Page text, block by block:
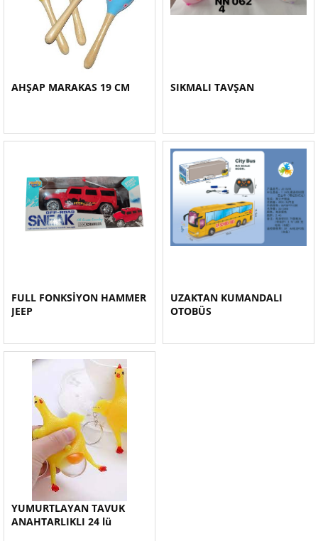
AHŞAP MARAKAS 19 CM SIKMALI TAVŞAN
FULL FONKSİYON HAMMER
JEEP
UZAKTAN KUMANDALI
OTOBÜS
YUMURTLAYAN TAVUK
ANAHTARLIKLI 24 lü